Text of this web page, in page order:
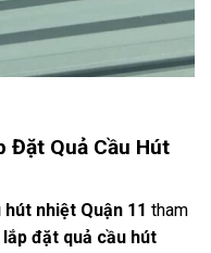
Đặt Quả Cầu Hút
nhiệt Quận 11 tham
lắp đặt quả cầu hút